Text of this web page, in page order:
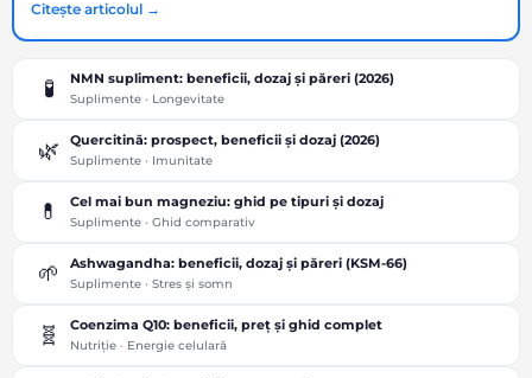
Citește articolul →
🧪
NMN supliment: beneficii, dozaj și păreri (2026)
Suplimente · Longevitate
🌿
Quercitină: prospect, beneficii și dozaj (2026)
Suplimente · Imunitate
💊
Cel mai bun magneziu: ghid pe tipuri și dozaj
Suplimente · Ghid comparativ
🌱
Ashwagandha: beneficii, dozaj și păreri (KSM-66)
Suplimente · Stres și somn
🧬
Coenzima Q10: beneficii, preț și ghid complet
Nutriție · Energie celulară